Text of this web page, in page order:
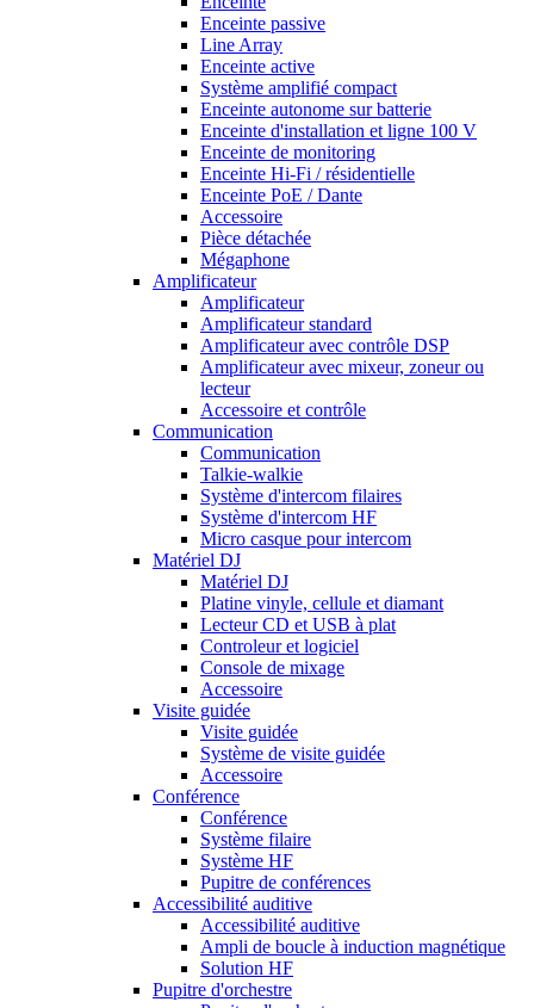
Enceinte passive
Line Array
Enceinte active
Système amplifié compact
Enceinte autonome sur batterie
Enceinte d'installation et ligne 100 V
Enceinte de monitoring
Enceinte Hi-Fi / résidentielle
Enceinte PoE / Dante
Accessoire
Pièce détachée
Mégaphone
Amplificateur
Amplificateur
Amplificateur standard
Amplificateur avec contrôle DSP
Amplificateur avec mixeur, zoneur ou
lecteur
Accessoire et contrôle
Communication
Communication
Talkie-walkie
Système d'intercom filaires
Système d'intercom HF
Micro casque pour intercom
Matériel DJ
Matériel DJ
Platine vinyle, cellule et diamant
Lecteur CD et USB à plat
Controleur et logiciel
Console de mixage
Accessoire
Visite guidée
Visite guidée
Système de visite guidée
Accessoire
Conférence
Conférence
Système filaire
Système HF
Pupitre de conférences
Accessibilité auditive
Accessibilité auditive
Ampli de boucle à induction magnétique
Solution HF
Pupitre d'orchestre